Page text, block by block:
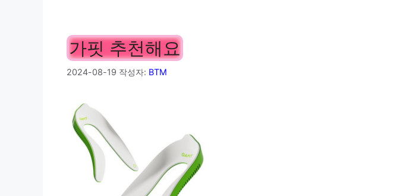
가핏 추천해요
2024-08-19 작성자: BTM